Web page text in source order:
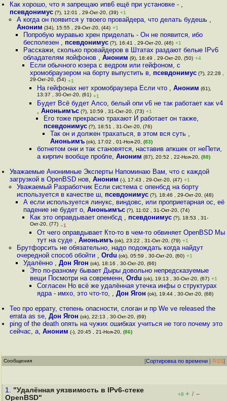
Как хорошо, что я запрещаю ипв6 ещё при установке - ,
псевдонимус (?), 12:01 , 29-Окт-20, (39) +1
А когда он появится у твоего провайдера, что делать будешь ,
Аноним (34), 15:55 , 29-Окт-20, (44) +1
Попробую муравью хрен приделать - Он не появится, ибо
бесполезен , псевдонимус(?), 16:41 , 29-Окт-20, (46) +1
Расскажи, сколько провайдеров в Штатах раздают белые IPv6
обладателям яойфонов , Аноним (9), 18:49 , 29-Окт-20, (50) +4
Если обычного юзера с ведром или гейфоном, с
хромобраузером на борту выпустить в, псевдонимус (?), 22:28 ,
29-Окт-20, (54) +1
На гейфонах нет хромобраузера Если что , Аноним (61),
13:37 , 30-Окт-20, (61) +1
Будет Всё будет Алсо, белый опи v6 не так работает как v4
, Аноньимъс(?), 10:59 , 31-Окт-20, (73) +1
Его тоже прекрасно трахают И работает он также,
псевдонимус(?), 18:51 , 31-Окт-20, (76)
Так он и должен трахаться, в этом вся суть ,
Аноньимъ (ok), 17:02 , 01-Ноя-20, (83)
ботнетом они и так становятся, наставив апкшек от неПети,
а кирпич вообще пробле, Аноним (87), 20:52 , 22-Ноя-20, (88)
Уважаемые Анонимные Эксперты Напоминаю Вам, что с каждой
загрузкой в OpenBSD нов,Аноним (-), 17:43 , 29-Окт-20, (47) +1
Уважаемый Разработчик Если система с опенбсд на борту
используется в качестве ш, псевдонимус(?), 18:46 , 29-Окт-20, (48)
А если используется линукс, виндовс, или проприетарная ос, её
падение не будет о, Аноньимъс(?), 11:02 , 31-Окт-20, (74)
Как это оправдывает опенбсд , псевдонимус (?), 18:53 , 31-
Окт-20, (77) –1
От чего оправдывает Кто-то в чем-то обвиняет OpenBSD Мы
тут на суде , Аноньимъ(ok), 23:22 , 31-Окт-20, (79) +1
Брутфорсить не обязательно, надо подождать когда найдут
очередной способ обойти , Ordu (ok), 05:59 , 30-Окт-20, (60) +1
Удалённо , Дон Ягон (ok), 18:16 , 30-Окт-20, (66)
Это по-разному бывает Дыры довольно непредсказуемые
вещи Посмотри на современн,Ordu (ok), 19:13 , 30-Окт-20, (67) +1
Согласен Но всё же удалённая утечка инфы о структурах
ядра - имхо, это что-то, , Дон Ягон (ok), 19:44 , 30-Окт-20, (68)
Тео про еррату, степень опасности, слоган и пр We ve released the
errata as se,Дон Ягон (ok), 22:13 , 30-Окт-20, (69)
ping of the death опять на чужих ошибках учиться не того почему это
сейчас, а,Аноним (-), 20:45 , 21-Ноя-20, (86)
Сообщения [Сортировка по времени | RSS]
1. "Удалённая уязвимость в IPv6-стеке
OpenBSD"
+8 + / –